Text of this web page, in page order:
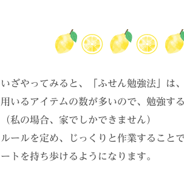
いざやってみると、「ふせん勉強法」は
用いるアイテムの数が多いので、勉強す
（私の場合、家でしかできません）
ルールを定め、じっくりと作業すること
ートを持ち歩けるようになります。